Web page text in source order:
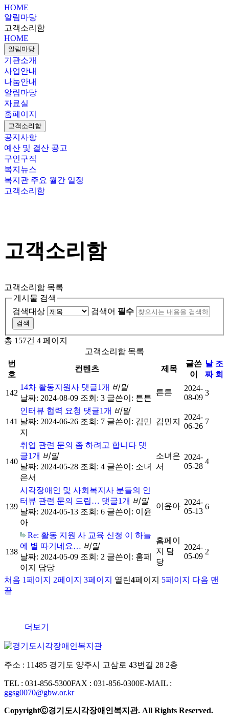
HOME
알림마당
고객소리함
HOME
알림마당
기관소개
사업안내
나눔안내
알림마당
자료실
홈페이지
고객소리함
공지사항
예산 및 결산 공고
구인구직
복지뉴스
복지관 주요 월간 일정
고객소리함
고객소리함
고객소리함 목록
게시물 검색
검색대상
검색어 필수
총 157건 4 페이지
고객소리함 목록
번
호
컨텐츠 제목
글쓴
이
날
짜
조
회
142
14차 활동지원사 댓글1개 비밀
날짜: 2024-08-09 조회: 3 글쓴이: 튼튼
튼튼
2024-
08-09
3
141
인터뷰 협력 요청 댓글1개 비밀
날짜: 2024-06-26 조회: 7 글쓴이: 김민
지
김민지
2024-
06-26
7
140
취업 관련 문의 좀 하려고 합니다 댓
글1개 비밀
날짜: 2024-05-28 조회: 4 글쓴이: 소녀
은서
소녀은
서
2024-
05-28
4
139
시각장애인 및 사회복지사 분들의 인
터뷰 관련 문의 드립… 댓글1개 비밀
날짜: 2024-05-13 조회: 6 글쓴이: 이윤
아
이윤아 2024-
05-13
6
138
Re: 활동 지원 사 교육 신청 이 하늘
에 별 따기네요… 비밀
날짜: 2024-05-09 조회: 2 글쓴이: 홈페
이지 담당
홈페이
지 담
당
2024-
05-09
2
처음 1페이지 2페이지 3페이지 열린4페이지 5페이지 다음 맨
끝
더보기
주소 : 11485 경기도 양주시 고삼로 43번길 28 2층
TEL : 031-856-5300FAX : 031-856-0300E-MAIL :
ggsg0070@gbw.or.kr
CopyrightⒸ경기도시각장애인복지관. All Rights Reserved.